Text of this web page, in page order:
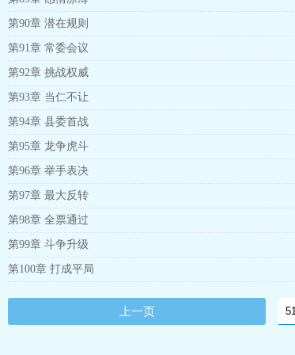
第90章 潜在规则
第91章 常委会议
第92章 挑战权威
第93章 当仁不让
第94章 县委首战
第95章 龙争虎斗
第96章 举手表决
第97章 最大反转
第98章 全票通过
第99章 斗争升级
第100章 打成平局
上一页